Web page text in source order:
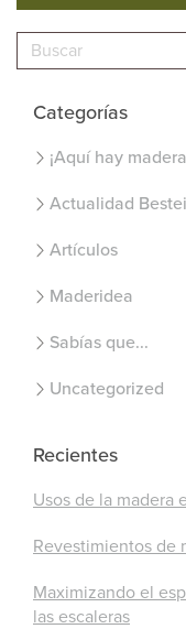
Categorías
¡Aquí hay
Actualidad
Artículos
Maderidea
Sabías que...
Uncategorized
Recientes
Usos de la madera
Revestimientos de
Maximizando el
las escaleras